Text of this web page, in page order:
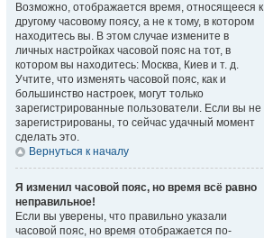
Возможно, отображается время, относящееся к
другому часовому поясу, а не к тому, в котором
находитесь вы. В этом случае измените в
личных настройках часовой пояс на тот, в
котором вы находитесь: Москва, Киев и т. д.
Учтите, что изменять часовой пояс, как и
большинство настроек, могут только
зарегистрированные пользователи. Если вы не
зарегистрированы, то сейчас удачный момент
сделать это.
Вернуться к началу
Я изменил часовой пояс, но время всё равно
неправильное!
Если вы уверены, что правильно указали
часовой пояс, но время отображается по-